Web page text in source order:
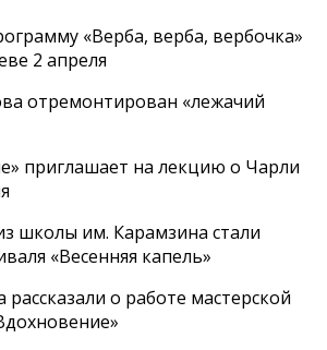
«Верба, верба, вербочка»
2 апреля
отремонтирован «лежачий
приглашает на лекцию о Чарли
школы им. Карамзина стали
«Весенняя капель»
о работе мастерской